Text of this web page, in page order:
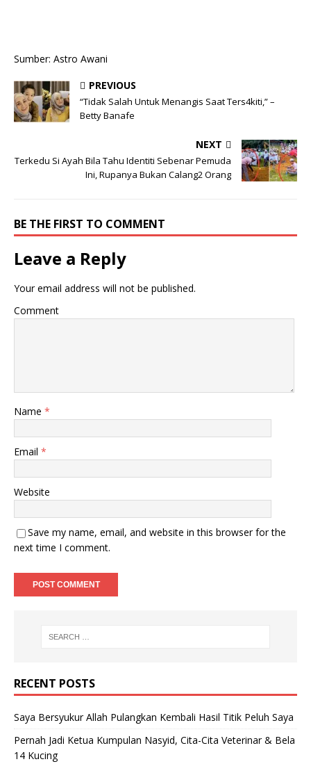
Sumber: Astro Awani
PREVIOUS
“Tidak Salah Untuk Menangis Saat Ters4kiti,” –
Betty Banafe
NEXT
Terkedu Si Ayah Bila Tahu Identiti Sebenar Pemuda
Ini, Rupanya Bukan Calang2 Orang
BE THE FIRST TO COMMENT
Leave a Reply
Your email address will not be published.
Comment
Name *
Email *
Website
Save my name, email, and website in this browser for the
next time I comment.
RECENT POSTS
Saya Bersyukur Allah Pulangkan Kembali Hasil Titik Peluh Saya
Pernah Jadi Ketua Kumpulan Nasyid, Cita-Cita Veterinar & Bela
14 Kucing